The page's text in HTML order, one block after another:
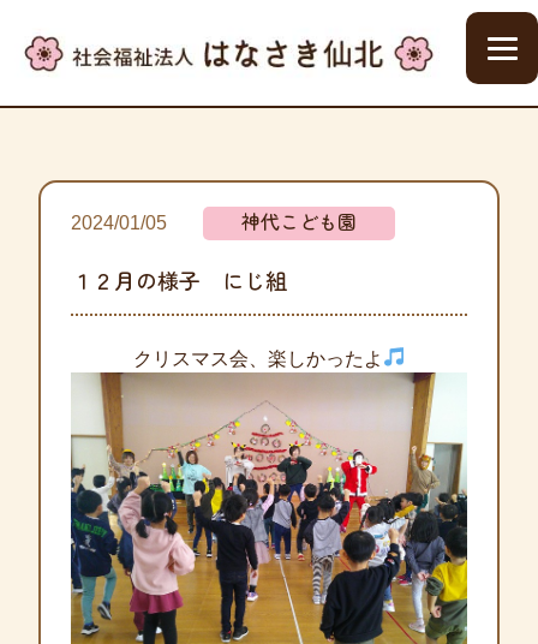
2024/01/05 神代こども園
１２月の様子 にじ組
クリスマス会、楽しかったよ